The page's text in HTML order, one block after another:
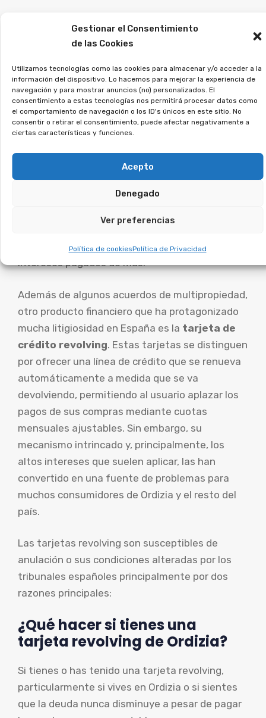
Gestionar el Consentimiento
de las Cookies
Utilizamos tecnologías como las cookies para almacenar y/o acceder a la
información del dispositivo. Lo hacemos para mejorar la experiencia de
navegación y para mostrar anuncios (no) personalizados. El
consentimiento a estas tecnologías nos permitirá procesar datos como
el comportamiento de navegación o los ID's únicos en este sitio. No
consentir o retirar el consentimiento, puede afectar negativamente a
ciertas características y funciones.
Acepto
Denegado
Ver preferencias
Política de cookiesPolítica de Privacidad
datos, y veremos si puedes reclamar.
¿Contrataste una tarjeta
de pago aplazado?
Puedes recuperar los
intereses abusivos.
Las tarjetas revolving imponen tipos de interés
excesivos y te mantienen pagando sin fin. En
muchos casos, los bancos no explicaron bien el
problema en tu caso, puedes recuperar los
intereses pagados de más.
Además de algunos acuerdos de multipropiedad,
otro producto financiero que ha protagonizado
mucha litigiosidad en España es la tarjeta de
crédito revolving. Estas tarjetas se distinguen
por ofrecer una línea de crédito que se renueva
automáticamente a medida que se va
devolviendo, permitiendo al usuario aplazar los
pagos de sus compras mediante cuotas
mensuales ajustables. Sin embargo, su
mecanismo intrincado y, principalmente, los
altos intereses que suelen aplicar, las han
convertido en una fuente de problemas para
muchos consumidores de Ordizia y el resto del
país.
Las tarjetas revolving son susceptibles de
anulación o sus condiciones alteradas por los
tribunales españoles principalmente por dos
razones principales:
¿Qué hacer si tienes una
tarjeta revolving de Ordizia?
Si tienes o has tenido una tarjeta revolving,
particularmente si vives en Ordizia o si sientes
que la deuda nunca disminuye a pesar de pagar